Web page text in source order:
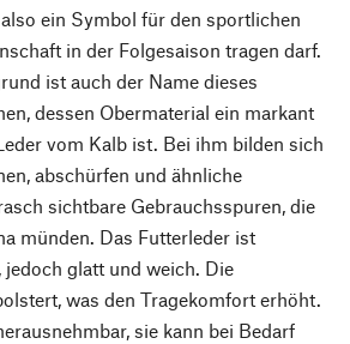
ein Symbol für den sportlichen
in der Folgesaison tragen darf.
ist auch der Name dieses
dessen Obermaterial ein markant
vom Kalb ist. Bei ihm bilden sich
abschürfen und ähnliche
sichtbare Gebrauchsspuren, die
münden. Das Futterleder ist
glatt und weich. Die
was den Tragekomfort erhöht.
sie kann bei Bedarf